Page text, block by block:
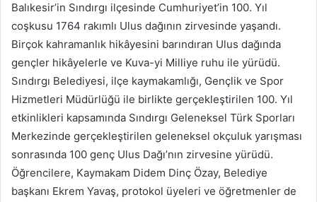
göndermek
Balıkesir’in Sındırgı ilçesinde Cumhuriyet’in 100. Yıl
coşkusu 1764 rakımlı Ulus dağının zirvesinde yaşandı.
Birçok kahramanlık hikâyesini barındıran Ulus dağında
gençler hikâyelerle ve Kuva-yi Milliye ruhu ile yürüdü.
Sındırgı Belediyesi, ilçe kaymakamlığı, Gençlik ve Spor
Hizmetleri Müdürlüğü ile birlikte gerçekleştirilen 100. Yıl
etkinlikleri kapsamında Sındırgı Geleneksel Türk Sporları
Merkezinde gerçekleştirilen geleneksel okçuluk yarışması
sonrasında 100 genç Ulus Dağı’nın zirvesine yürüdü.
Öğrencilere, Kaymakam Didem Dinç Özay, Belediye
başkanı Ekrem Yavaş, protokol üyeleri ve öğretmenler de